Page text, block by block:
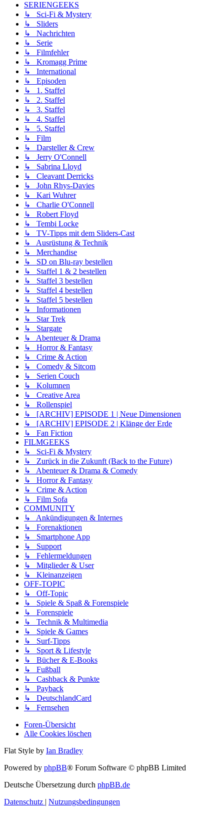
SERIENGEEKS
↳ Sci-Fi & Mystery
↳ Sliders
↳ Nachrichten
↳ Serie
↳ Filmfehler
↳ Kromagg Prime
↳ International
↳ Episoden
↳ 1. Staffel
↳ 2. Staffel
↳ 3. Staffel
↳ 4. Staffel
↳ 5. Staffel
↳ Film
↳ Darsteller & Crew
↳ Jerry O'Connell
↳ Sabrina Lloyd
↳ Cleavant Derricks
↳ John Rhys-Davies
↳ Kari Wuhrer
↳ Charlie O'Connell
↳ Robert Floyd
↳ Tembi Locke
↳ TV-Tipps mit dem Sliders-Cast
↳ Ausrüstung & Technik
↳ Merchandise
↳ SD on Blu-ray bestellen
↳ Staffel 1 & 2 bestellen
↳ Staffel 3 bestellen
↳ Staffel 4 bestellen
↳ Staffel 5 bestellen
↳ Informationen
↳ Star Trek
↳ Stargate
↳ Abenteuer & Drama
↳ Horror & Fantasy
↳ Crime & Action
↳ Comedy & Sitcom
↳ Serien Couch
↳ Kolumnen
↳ Creative Area
↳ Rollenspiel
↳ [ARCHIV] EPISODE 1 | Neue Dimensionen
↳ [ARCHIV] EPISODE 2 | Klänge der Erde
↳ Fan Fiction
FILMGEEKS
↳ Sci-Fi & Mystery
↳ Zurück in die Zukunft (Back to the Future)
↳ Abenteuer & Drama & Comedy
↳ Horror & Fantasy
↳ Crime & Action
↳ Film Sofa
COMMUNITY
↳ Ankündigungen & Internes
↳ Forenaktionen
↳ Smartphone App
↳ Support
↳ Fehlermeldungen
↳ Mitglieder & User
↳ Kleinanzeigen
OFF-TOPIC
↳ Off-Topic
↳ Spiele & Spaß & Forenspiele
↳ Forenspiele
↳ Technik & Multimedia
↳ Spiele & Games
↳ Surf-Tipps
↳ Sport & Lifestyle
↳ Bücher & E-Books
↳ Fußball
↳ Cashback & Punkte
↳ Payback
↳ DeutschlandCard
↳ Fernsehen
Foren-Übersicht
Alle Cookies löschen
Flat Style by Ian Bradley
Powered by phpBB® Forum Software © phpBB Limited
Deutsche Übersetzung durch phpBB.de
Datenschutz
Nutzungsbedingungen